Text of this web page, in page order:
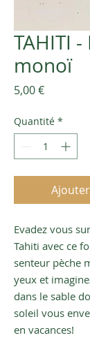
TAHITI -
monoï
5,00 €Prix
Quantité *
Evadez vous
Tahiti avec ce
senteur pèche
yeux et
dans le sable
soleil vous
en vacances!